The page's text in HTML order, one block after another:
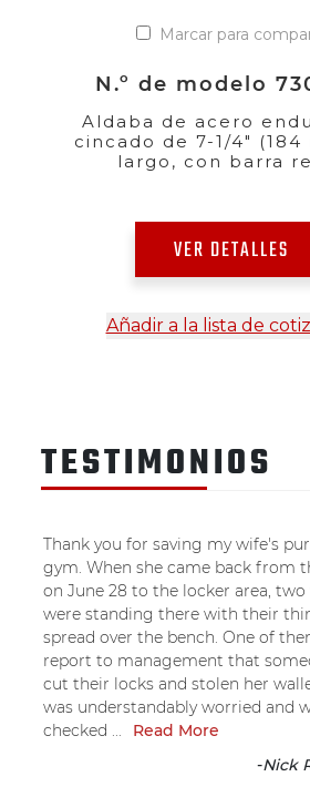
Marcar para
N.º de modelo
Aldaba de acero
cincado de 7-1/4" (184
largo, con barra
VER DETALLES
Añadir a la lista de
TESTIMONIOS
Thank you for saving my wife's
gym. When she came back from
on June 28 to the locker area,
were standing there with their
spread over the bench. One of
report to management that
cut their locks and stolen her
was understandably worried and
checked ...
Read More
-Nick